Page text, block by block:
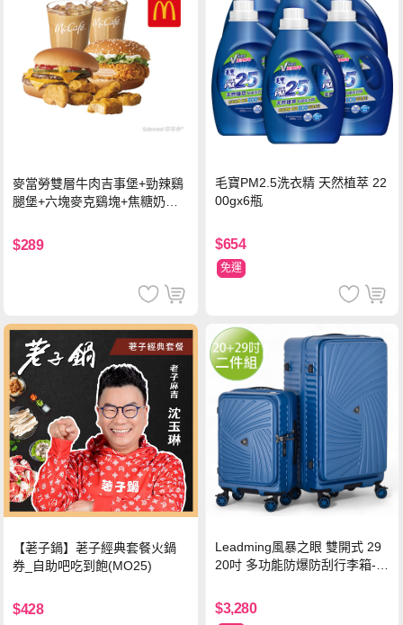
麥當勞雙層牛肉吉事堡+勁辣鷄
腿堡+六塊麥克鷄塊+焦糖奶茶
$289
毛寶PM2.5洗衣精 天然植萃 22
00gx6瓶
$654
免運
【荖子鍋】荖子經典套餐火鍋
券_自助吧吃到飽(MO25)
$428
Leadming風暴之眼 雙開式 29
20吋 多功能防爆防刮行李箱-海
$3,280